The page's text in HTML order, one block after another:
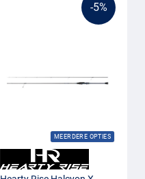
-5%
MEERDERE OPTIES